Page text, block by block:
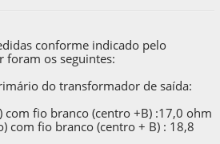
conforme indicado pelo
foram os seguintes:
do transformador de saída:
com fio branco (centro +B) :17,0 ohm
com fio branco (centro + B) : 18,8